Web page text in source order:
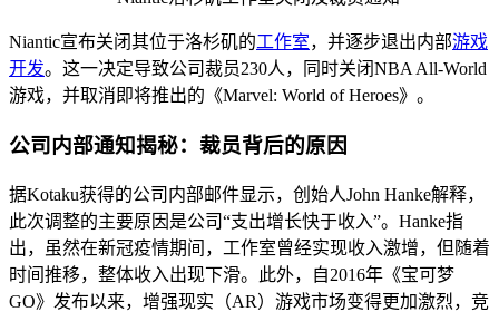
Niantic宣布关闭其位于洛杉矶的工作室，并逐步退出内部游戏
开发。这一决定导致公司裁员230人，同时关闭NBA All-World
游戏，并取消即将推出的《Marvel: World of Heroes》。
公司内部通知揭秘：裁员背后的原因
据Kotaku获得的公司内部邮件显示，创始人John Hanke解释，
此次调整的主要原因是公司“支出增长快于收入”。Hanke指
出，虽然在新冠疫情期间，工作室曾经实现收入激增，但随着
时间推移，整体收入出现下滑。此外，自2016年《宝可梦
GO》发布以来，增强现实（AR）游戏市场变得更加激烈，竞